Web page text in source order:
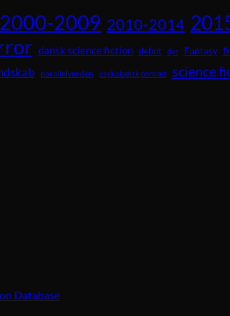
2000-2009 2010-2014
dansk science fiction debut dyr Fantasy
parallelverden psykologisk portræt science
Database